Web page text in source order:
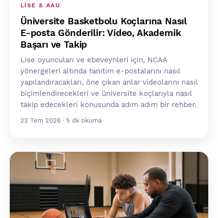
LISE & AAU
Üniversite Basketbolu Koçlarına Nasıl
E-posta Gönderilir: Video, Akademik
Başarı ve Takip
Lise oyuncuları ve ebeveynleri için, NCAA
yönergeleri altında tanıtım e-postalarını nasıl
yapılandıracakları, öne çıkan anlar videolarını nasıl
biçimlendirecekleri ve üniversite koçlarıyla nasıl
takip edecekleri konusunda adım adım bir rehber.
22 Tem 2026 · 5 dk okuma